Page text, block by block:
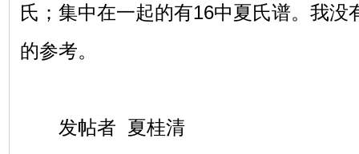
氏；集中在一起的有16中夏氏谱。我没
的参考。
发帖者 夏桂清